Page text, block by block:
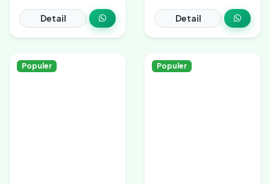
Detail Detail
Populer Populer